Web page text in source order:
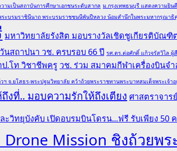
ามเป็นสถาบันการศึกษาเอกชนระดับสากล ม.กรุงเทพธนบุรี แสดงความยิน
ระบรมราชินีนาถ พระบรมราชชนนีพันปีหลวง น้อมสำนึกในพระมหากรุณา
มหาวิทยาลัยรังสิต มอบรางวัลเชิดชูเกียรติบัณ
สถาปนา วช. ครบรอบ 66 ปี รศ.ดร.ต่อศักดิ์ แก้วจรัสวิไล ผู้
ป.โท วิชาชีพครู วช. ร่วม สมาคมกีฬาเครื่องบินจ
ฯ จ.ยโสธร-พระปฐมวิทยาลัย คว้าถ้วยพระราชทานพระบาทสมเด็จพระเจ้า
งที่.. มอบความรักให้ถึงเตียง ศาสตราจาร
ะวิทยุบังคับ เปิดอบรมบินโดรน...ฟรี รับเพียง 50
Mission ชิงถ้วยพร